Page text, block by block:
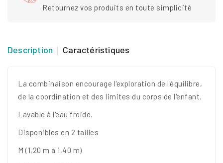
Retournez vos produits en toute simplicité
Description Caractéristiques
La combinaison encourage l'exploration de l'équilibre,
de la coordination et des limites du corps de l'enfant.
Lavable à l'eau froide.
Disponibles en 2 tailles
M (1,20 m à 1,40 m)